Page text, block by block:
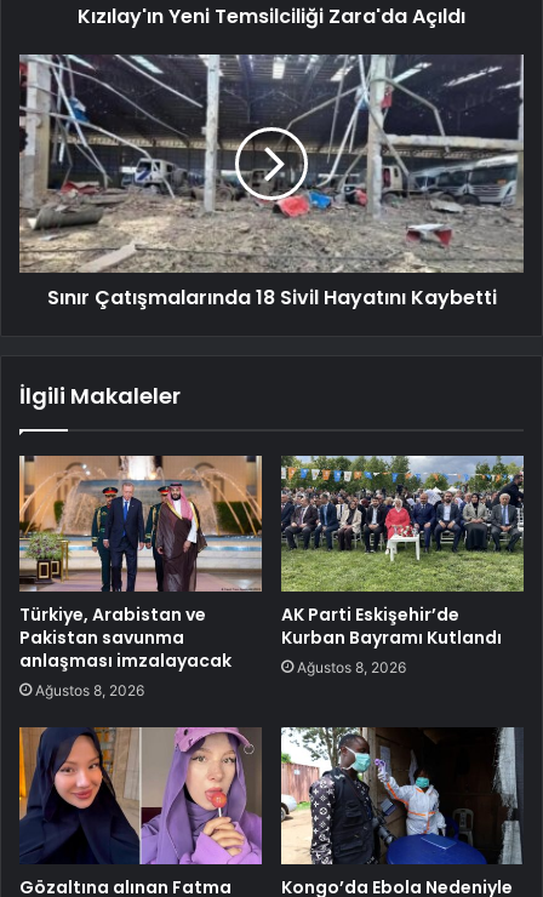
Kızılay'ın Yeni Temsilciliği Zara'da Açıldı
Sınır Çatışmalarında 18 Sivil Hayatını Kaybetti
İlgili Makaleler
Türkiye, Arabistan ve
Pakistan savunma
anlaşması imzalayacak
Ağustos 8, 2026
AK Parti Eskişehir’de
Kurban Bayramı Kutlandı
Ağustos 8, 2026
Gözaltına alınan Fatma Kongo’da Ebola Nedeniyle